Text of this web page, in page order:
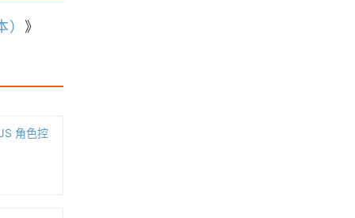
》
角色控